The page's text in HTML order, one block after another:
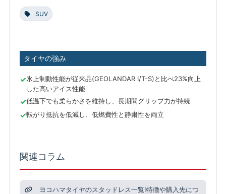
SUV
タイヤの強み
氷上制動性能が従来品(GEOLANDAR I/T-S)と比べ23%向上
した高いアイス性能
低温下でも柔らかさを維持し、長期間グリップ力が持続
転がり抵抗を低減し、低燃費性と静粛性を両立
関連コラム
ヨコハマタイヤのスタッドレス一覧!特徴や購入先につ